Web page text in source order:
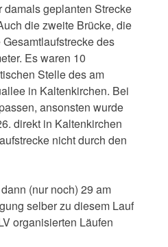
geplanten Strecke
die zweite Brücke, die
des
Es waren 10
Stelle des am
in Kaltenkirchen. Bei
ansonsten wurde
direkt in Kaltenkirchen
nicht durch den
(nur noch) 29 am
selber zu diesem Lauf
organisierten Läufen